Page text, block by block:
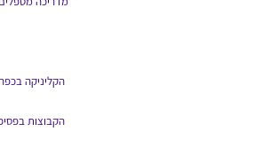
הקליניקה בכפר חרוצים,
הקבוצות